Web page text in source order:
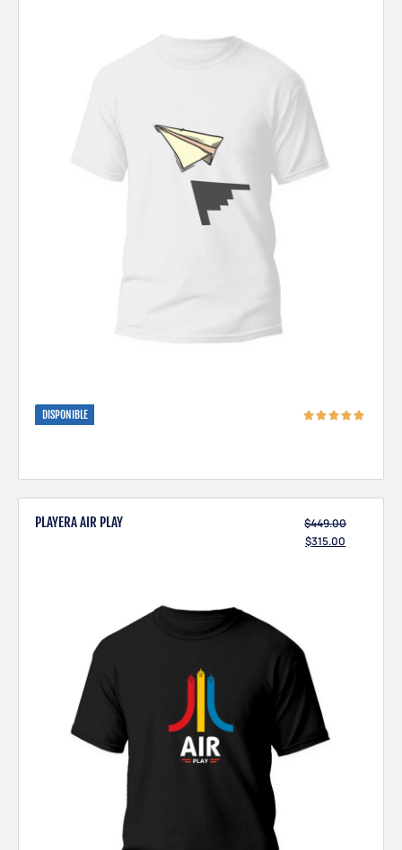
DISPONIBLE
PLAYERA AIR PLAY $449.00
$315.00